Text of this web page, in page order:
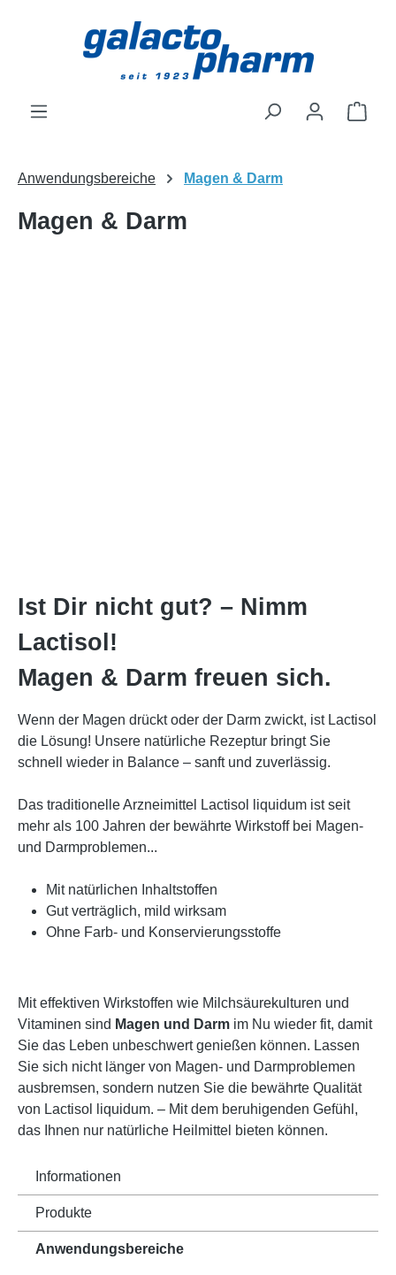
Zum Hauptinhalt springen
Anwendungsbereiche Magen & Darm
Magen & Darm
Ist Dir nicht gut? – Nimm
Lactisol!
Magen & Darm freuen sich.
Wenn der Magen drückt oder der Darm zwickt, ist Lactisol
die Lösung! Unsere natürliche Rezeptur bringt Sie
schnell wieder in Balance – sanft und zuverlässig.
Das traditionelle Arzneimittel Lactisol liquidum ist seit
mehr als 100 Jahren der bewährte Wirkstoff bei Magen-
und Darmproblemen...
Mit natürlichen Inhaltstoffen
Gut verträglich, mild wirksam
Ohne Farb- und Konservierungsstoffe
Mit effektiven Wirkstoffen wie Milchsäurekulturen und
Vitaminen sind Magen und Darm im Nu wieder fit, damit
Sie das Leben unbeschwert genießen können. Lassen
Sie sich nicht länger von Magen- und Darmproblemen
ausbremsen, sondern nutzen Sie die bewährte Qualität
von Lactisol liquidum. – Mit dem beruhigenden Gefühl,
das Ihnen nur natürliche Heilmittel bieten können.
Informationen
Produkte
Anwendungsbereiche